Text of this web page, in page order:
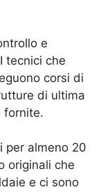
e
tecnici che
corsi di
di ultima
fornite.
per almeno 20
originali che
e ci sono